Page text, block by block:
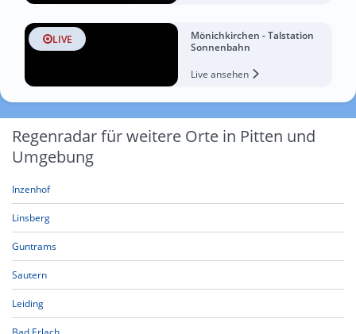
LIVE
Mönichkirchen - Talstation
Sonnenbahn
Live ansehen
Regenradar für weitere Orte in Pitten und
Umgebung
Inzenhof
Linsberg
Guntrams
Sautern
Leiding